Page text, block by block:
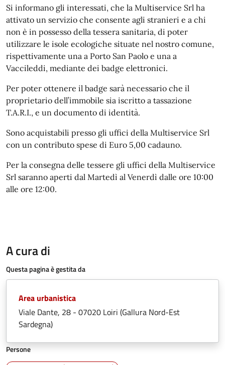
Si informano gli interessati, che la Multiservice Srl ha
attivato un servizio che consente agli stranieri e a chi
non è in possesso della tessera sanitaria, di poter
utilizzare le isole ecologiche situate nel nostro comune,
rispettivamente una a Porto San Paolo e una a
Vaccileddi, mediante dei badge elettronici.
Per poter ottenere il badge sarà necessario che il
proprietario dell’immobile sia iscritto a tassazione
T.A.R.I., e un documento di identità.
Sono acquistabili presso gli uffici della Multiservice Srl
con un contributo spese di Euro 5,00 cadauno.
Per la consegna delle tessere gli uffici della Multiservice
Srl saranno aperti dal Martedì al Venerdì dalle ore 10:00
alle ore 12:00.
A cura di
Questa pagina è gestita da
Area urbanistica
Viale Dante, 28 - 07020 Loiri (Gallura Nord-Est
Sardegna)
Persone